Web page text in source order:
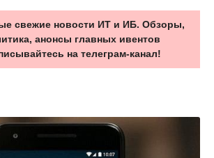
свежие новости ИТ и ИБ. Обзоры,
анонсы главных ивентов
на телеграм-канал!